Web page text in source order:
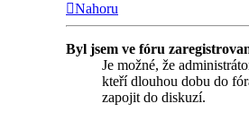
Nahoru
Byl jsem ve fóru
Je možné, že
kteří dlouhou dobu do
zapojit do diskuzí.